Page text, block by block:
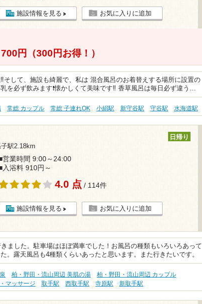
施設情報を見る お気に入りに追加
700円（300円お得！）
そして、施設も綺麗で、私は 混合風呂のお着替えする場所に設置の
を必ず飲みます❗懐かしくて美味です‼ 香草風呂は毎日必ず違う…
常総 カップル 常総 子連れOK 小絹駅 新守谷駅 守谷駅 水海道駅
駅2.18km
日帰り
営業時間 9:00～24:00
入浴料 910円～
4.0 点 / 114件
施設情報を見る お気に入りに追加
ました。駐車場はほぼ満車でした！お風呂の種類もいろいろあって
。露天風呂も4種類くらいあったと思います。また行きたいです。
柏・野田・流山周辺 美肌の湯
柏・野田・流山周辺 カップル
マッサージ
取手駅 西取手駅 寺原駅 新取手駅